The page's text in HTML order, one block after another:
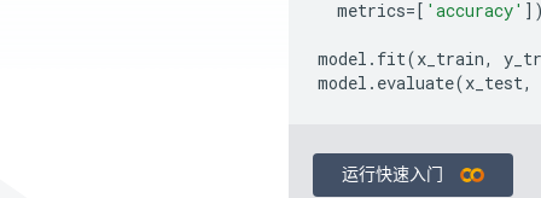
metrics=[ 'accuracy'
model . fit(x_train,
model . evaluate(x_test,
运行快速入门